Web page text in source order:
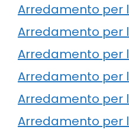
Arredamento per
Arredamento per
Arredamento per
Arredamento per
Arredamento per
Arredamento per